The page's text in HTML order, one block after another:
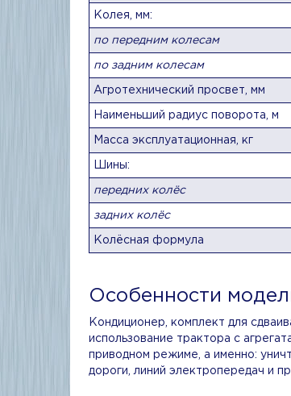
Колея, мм:
по передним колесам
по задним колесам
Агротехнический просвет, мм
Наименьший радиус поворота, м
Масса эксплуатационная, кг
Шины:
передних колёс
задних колёс
Колёсная формула
Особенности
Кондиционер, комплект для
использование трактора с
приводном режиме, а именно:
дороги, линий электропередач и